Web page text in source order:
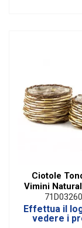
Ciotole
Vimini
da 2
Effettua il
vedere i